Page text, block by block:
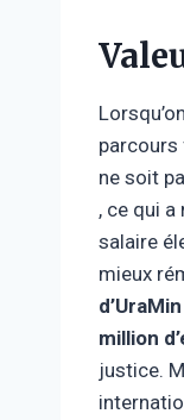
parcours
ne soit
, ce qui
salaire
mieux
d’UraMin
million
justice.